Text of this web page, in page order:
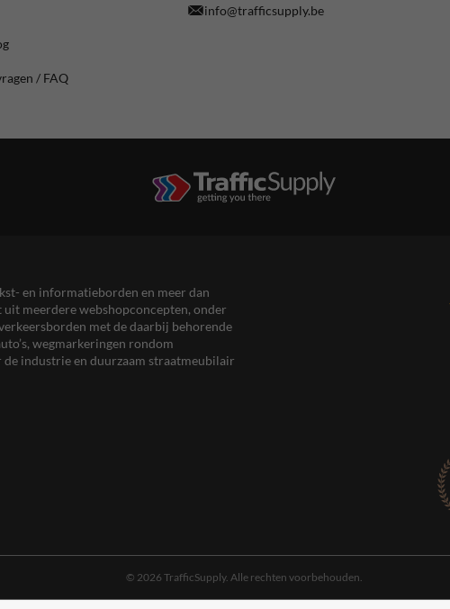
/ FAQ
info@trafficsupply.be
en informatieborden en meer dan
meerdere webshopconcepten, onder
met de daarbij behorende
wegmarkeringen rondom
industrie en duurzaam straatmeubilair
© 2026 TrafficSupply. Alle rechten voorbehouden.